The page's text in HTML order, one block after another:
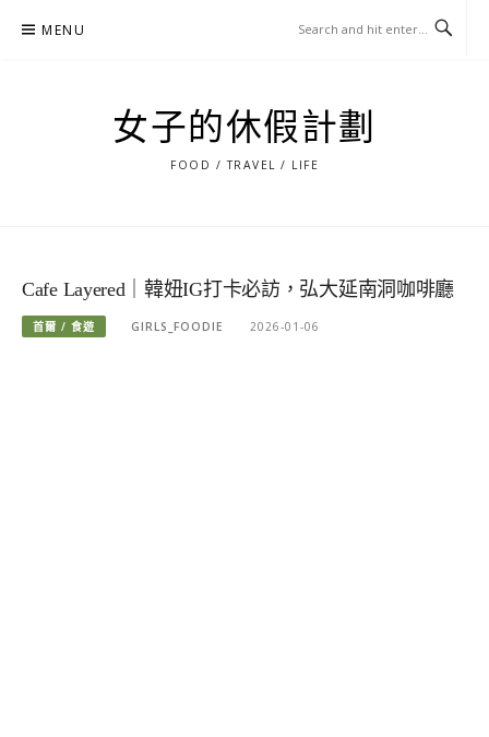
MENU
女子的休假計劃
FOOD / TRAVEL / LIFE
Cafe Layered｜韓妞IG打卡必訪，弘大延南洞咖啡廳
首爾 / 食遊 GIRLS_FOODIE 2026-01-06